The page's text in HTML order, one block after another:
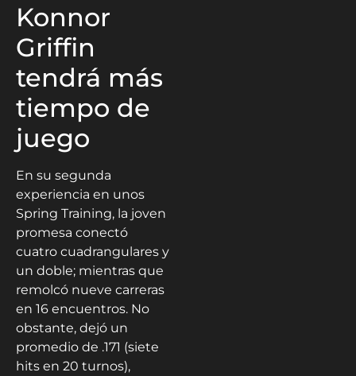
Konnor
Griffin
tendrá más
tiempo de
juego
En su segunda
experiencia en unos
Spring Training, la joven
promesa conectó
cuatro cuadrangulares y
un doble; mientras que
remolcó nueve carreras
en 16 encuentros. No
obstante, dejó un
promedio de .171 (siete
hits en 20 turnos),